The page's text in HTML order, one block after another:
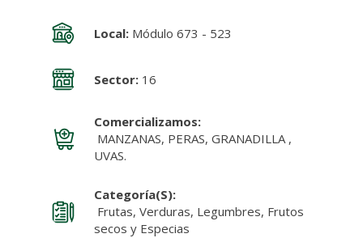
Local:Módulo 673 - 523
Sector:16
Comercializamos:
MANZANAS, PERAS, GRANADILLA ,
UVAS.
Categoría(s):
Frutas, Verduras, Legumbres, Frutos
secos y Especias